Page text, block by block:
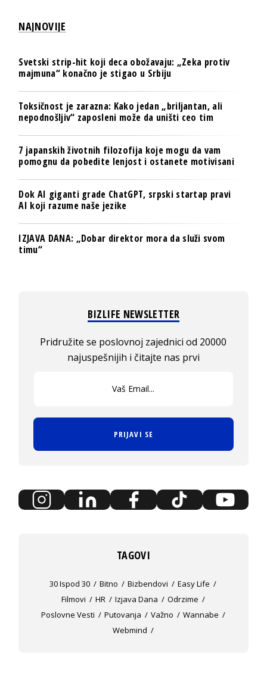
NAJNOVIJE
Svetski strip-hit koji deca obožavaju: „Zeka protiv
majmuna“ konačno je stigao u Srbiju
Toksičnost je zarazna: Kako jedan „briljantan, ali
nepodnošljiv“ zaposleni može da uništi ceo tim
7 japanskih životnih filozofija koje mogu da vam
pomognu da pobedite lenjost i ostanete motivisani
Dok AI giganti grade ChatGPT, srpski startap pravi
AI koji razume naše jezike
IZJAVA DANA: „Dobar direktor mora da služi svom
timu“
BIZLIFE NEWSLETTER
Pridružite se poslovnoj zajednici od 20000
najuspešnijih i čitajte nas prvi
PRIJAVI SE
TAGOVI
30 Ispod 30 Bitno Bizbendovi
Easy Life
Filmovi
HR Izjava Dana
Odrzime
Poslovne Vesti
Putovanja Važno
Wannabe
Webmind